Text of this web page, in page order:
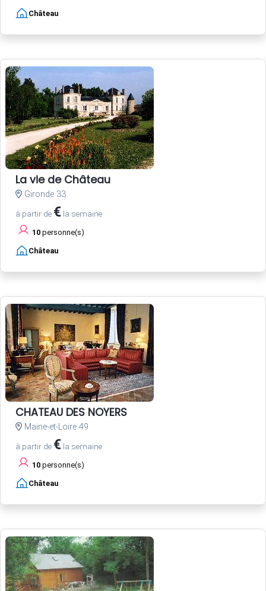
Château
La vie de Château
Gironde 33
à partir de € la semaine
10 personne(s)
Château
CHATEAU DES NOYERS
Maine-et-Loire 49
à partir de € la semaine
10 personne(s)
Château